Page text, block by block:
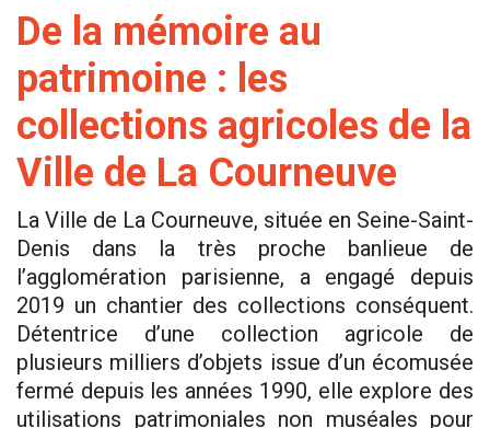
De la mémoire au
patrimoine : les
collections agricoles de la
Ville de La Courneuve
La Ville de La Courneuve, située en Seine-Saint-
Denis dans la très proche banlieue de
l’agglomération parisienne, a engagé depuis
2019 un chantier des collections conséquent.
Détentrice d’une collection agricole de
plusieurs milliers d’objets issue d’un écomusée
fermé depuis les années 1990, elle explore des
utilisations patrimoniales non muséales pour